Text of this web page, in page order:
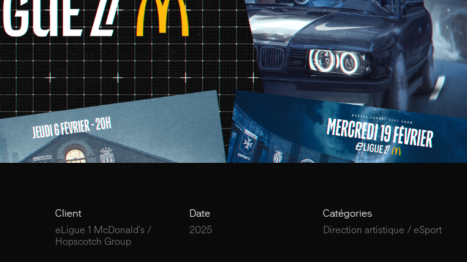
Client
eLigue 1 McDonald's /
Hopscotch Group
Date
2025
Catégories
Direction artistique / eSport